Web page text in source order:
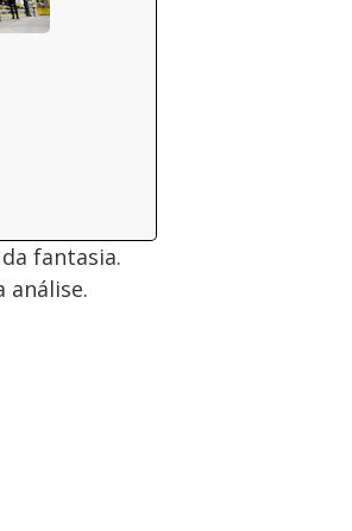
fantasia.
análise.